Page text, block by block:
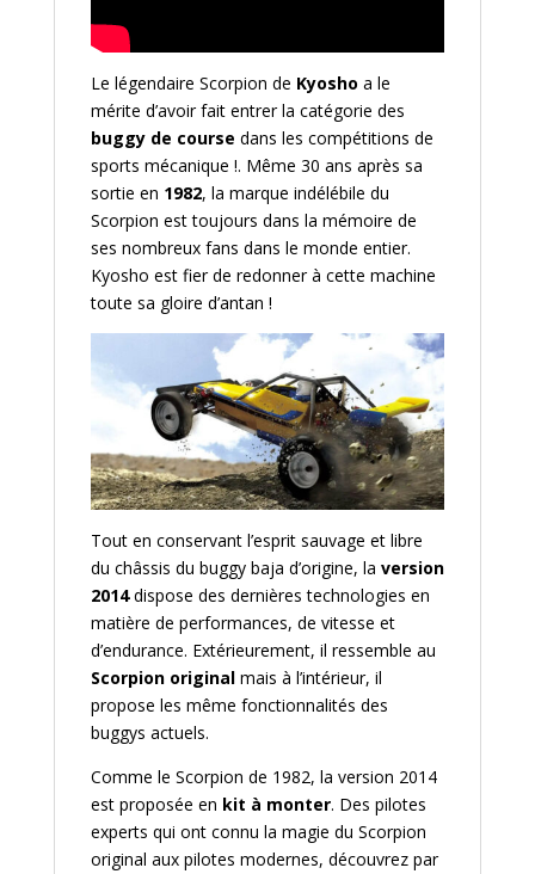
Le légendaire Scorpion de Kyosho a le
mérite d’avoir fait entrer la catégorie des
buggy de course dans les compétitions de
sports mécanique !. Même 30 ans après sa
sortie en 1982, la marque indélébile du
Scorpion est toujours dans la mémoire de
ses nombreux fans dans le monde entier.
Kyosho est fier de redonner à cette machine
toute sa gloire d’antan !
Tout en conservant l’esprit sauvage et libre
du châssis du buggy baja d’origine, la version
2014dispose des dernières technologies en
matière de performances, de vitesse et
d’endurance. Extérieurement, il ressemble au
Scorpion originalmais à l’intérieur, il
propose les même fonctionnalités des
buggys actuels.
Comme le Scorpion de 1982, la version 2014
est proposée en kit à monter. Des pilotes
experts qui ont connu la magie du Scorpion
original aux pilotes modernes, découvrez par